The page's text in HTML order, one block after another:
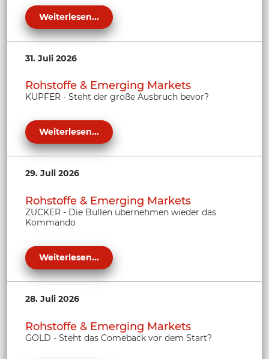
Weiterlesen...
31. Juli 2026
Rohstoffe & Emerging Markets
KUPFER - Steht der große Ausbruch bevor?
Weiterlesen...
29. Juli 2026
Rohstoffe & Emerging Markets
ZUCKER - Die Bullen übernehmen wieder das
Kommando
Weiterlesen...
28. Juli 2026
Rohstoffe & Emerging Markets
GOLD - Steht das Comeback vor dem Start?